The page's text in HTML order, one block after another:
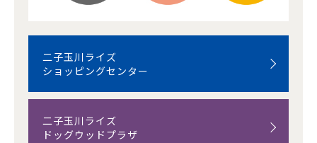
二子玉川ライズ
ショッピングセンター
二子玉川ライズ
ドッグウッドプラザ